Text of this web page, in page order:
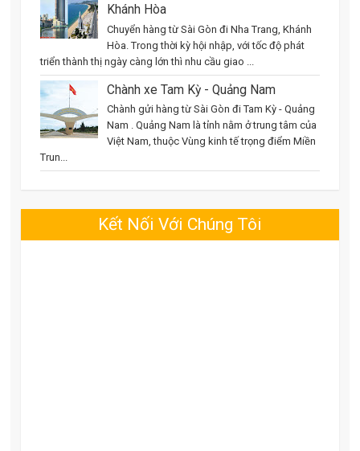
Khánh Hòa
Chuyển hàng từ Sài Gòn đi Nha Trang, Khánh
Hòa. Trong thời kỳ hội nhập, với tốc độ phát
triển thành thị ngày càng lớn thì nhu cầu giao ...
Chành xe Tam Kỳ - Quảng Nam
Chành gửi hàng từ Sài Gòn đi Tam Kỳ - Quảng
Nam . Quảng Nam là tỉnh nằm ở trung tâm của
Việt Nam, thuộc Vùng kinh tế trọng điểm Miền
Trun...
Kết Nối Với Chúng Tôi